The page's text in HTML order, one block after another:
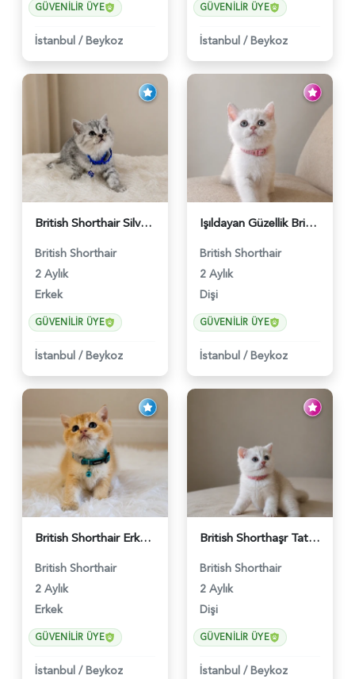
GÜVENILIR ÜYE
İstanbul / Beykoz
GÜVENILIR ÜYE
İstanbul / Beykoz
British Shorthair Silver Tabby Erkek Top Kafa Yavrumuz - 5564
British Shorthair
2 Aylık
Erkek
GÜVENILIR ÜYE
İstanbul / Beykoz
Işıldayan Güzellik British Shorthair Kızımız - 5568
British Shorthair
2 Aylık
Dişi
GÜVENILIR ÜYE
İstanbul / Beykoz
British Shorthair Erkek Golden Yavrumuz - 5567
British Shorthair
2 Aylık
Erkek
GÜVENILIR ÜYE
İstanbul / Beykoz
British Shorthaşr Tatlı Yavrumuz 2 Aylık - 5569
British Shorthair
2 Aylık
Dişi
GÜVENILIR ÜYE
İstanbul / Beykoz